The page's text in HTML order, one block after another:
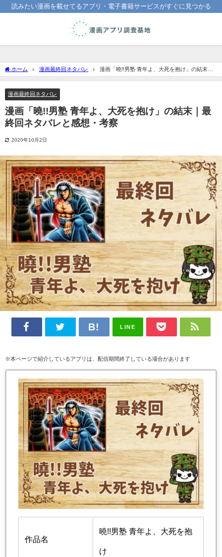
読みたい漫画を載せてるアプリ・電子書籍サービスがすぐに見つかる
ホーム 漫画最終回ネタバレ
漫画「曉!!男塾 青年よ、大死を抱け」の結末｜
最終回ネタバレと感想・考察
漫画最終回ネタバレ
漫画「曉!!男塾 青年よ、大死を抱け」の結末｜最
終回ネタバレと感想・考察
2020年10月2日
LINE
※本ページで紹介しているアプリは、配信期間終了している場合があります
作品名
曉!!男塾 青年よ、大死を抱
け